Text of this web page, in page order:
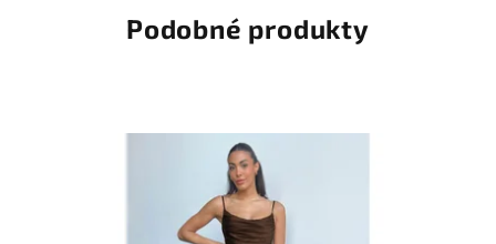
Podobné produkty